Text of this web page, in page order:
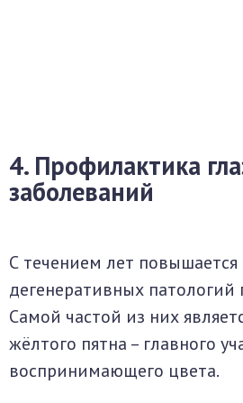
4. Профилактика
заболеваний
С течением лет повышается
дегенеративных патологий
Самой частой из них
жёлтого пятна – главного
воспринимающего цвета.